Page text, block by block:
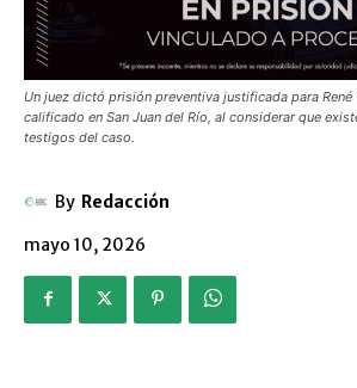
Un juez dictó prisión preventiva justificada para René
calificado en San Juan del Río, al considerar que
testigos del caso.
By Redacción
mayo 10, 2026